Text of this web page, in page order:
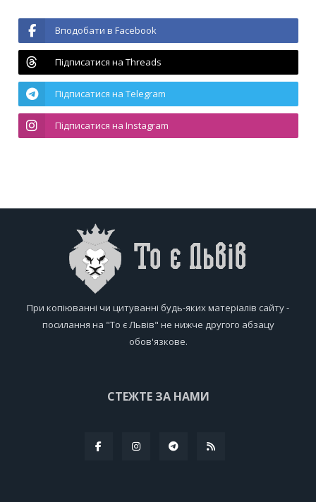
Вподобати в Facebook
Підписатися на Threads
Підписатися на Telegram
Підписатися на Instagram
При копіюванні чи цитуванні будь-яких матеріалів сайту -
посилання на "То є Львів" не нижче другого абзацу
обов'язкове.
СТЕЖТЕ ЗА НАМИ